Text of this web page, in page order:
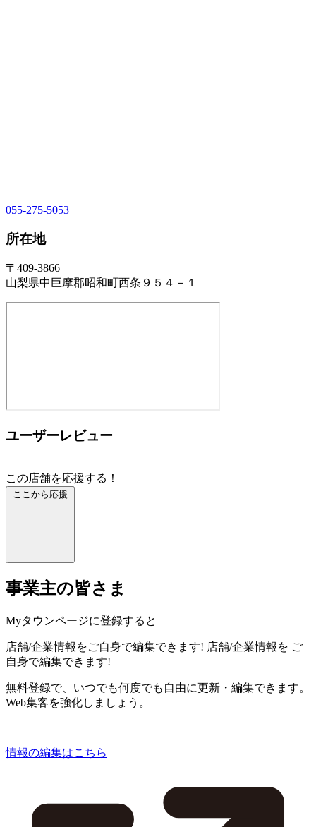
055-275-5053
所在地
〒409-3866
山梨県中巨摩郡昭和町西条９５４－１
ユーザーレビュー
この店舗を応援する！
ここから応援
事業主の皆さま
Myタウンページに登録すると
店舗/企業情報をご自身で編集できます! 店舗/企業情報を ご
自身で編集できます!
無料登録で、いつでも何度でも自由に更新・編集できます。
Web集客を強化しましょう。
情報の編集はこちら